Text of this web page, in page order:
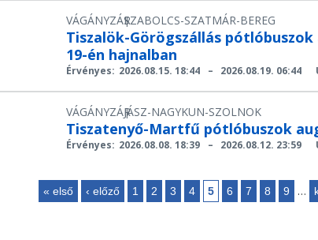
VÁGÁNYZÁR
|
SZABOLCS-SZATMÁR-BEREG
Tiszalök-Görögszállás
19-én hajnalban
Érvényes: 2026.08.15. 18:44 – 2026.08.19. 06:44
VÁGÁNYZÁR
|
JÁSZ-NAGYKUN-SZOLNOK
Tiszatenyő-Martfű pótlóbuszok
Érvényes: 2026.08.08. 18:39 – 2026.08.12. 23:59
« első ‹ előző 1 2 3 4 5 6 7 8 9 …